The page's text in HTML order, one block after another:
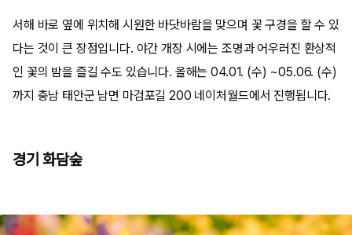
서해 바로 옆에 위치해 시원한 바닷바람을 맞으며 꽃 구경을 할 수 있
다는 것이 큰 장점입니다. 야간 개장 시에는 조명과 어우러진 환상적
인 꽃의 밤을 즐길 수도 있습니다. 올해는 04.01. (수) ~05.06. (수)
까지 충남 태안군 남면 마검포길 200 네이처월드에서 진행됩니다.
경기 화담숲